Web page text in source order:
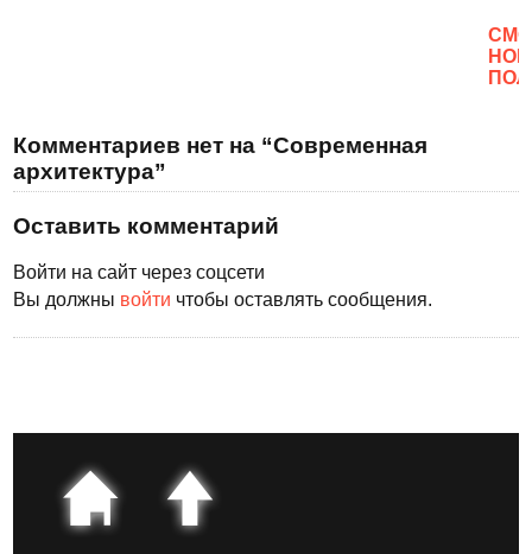
Комментариев нет на “Современная
архитектура”
Оставить комментарий
Войти на сайт через соцсети
Вы должны войти чтобы оставлять сообщения.